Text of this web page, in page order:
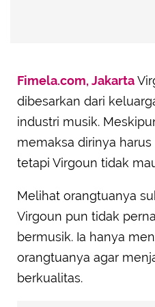
Fimela.com, Jakarta
dibesarkan dari
industri musik.
memaksa dirinya
tetapi Virgoun tidak
Melihat orangtuanya
Virgoun pun tidak
bermusik. Ia hanya
orangtuanya agar
berkualitas.